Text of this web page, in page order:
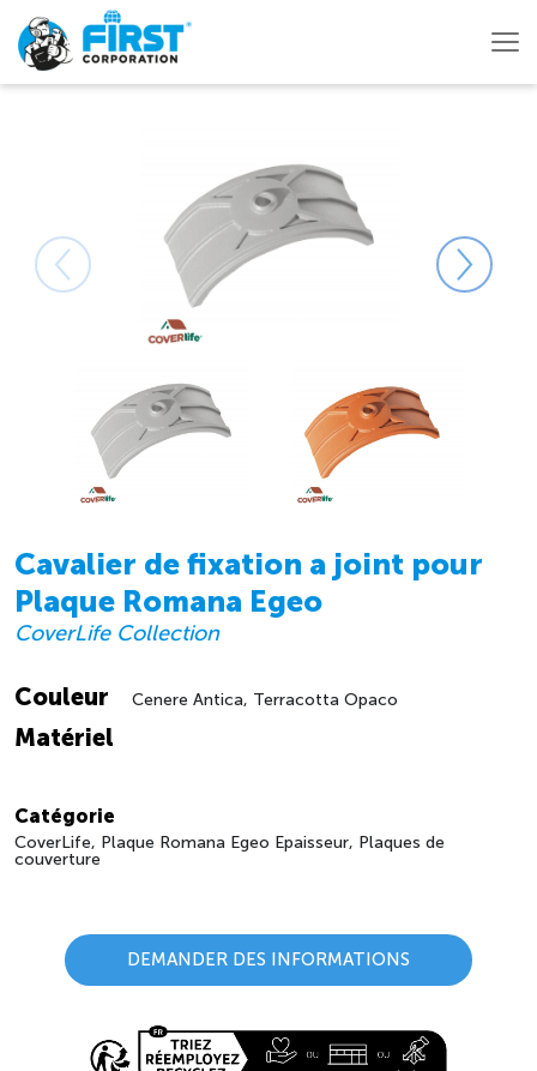
Cavalier de fixation a joint pour
Plaque Romana Egeo
CoverLife Collection
Couleur Cenere Antica, Terracotta Opaco
Matériel
Catégorie
CoverLife, Plaque Romana Egeo Epaisseur, Plaques de
couverture
DEMANDER DES INFORMATIONS